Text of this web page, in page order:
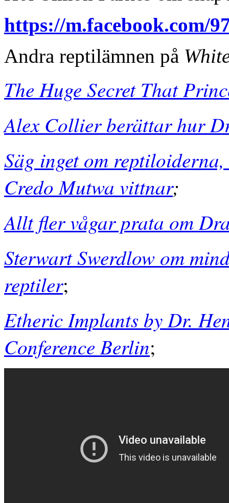
https://m.facebook.com/
Andra reptilämnen på
The Huge Secret That
Alex Collier berättar hur
Säg inget om
Credo Mutwa vittnar;
Allt fler vågar prata om
Sterwart Swerdlow om
reptiler;
Etheric Implants by Dr.
Conference Berlin;